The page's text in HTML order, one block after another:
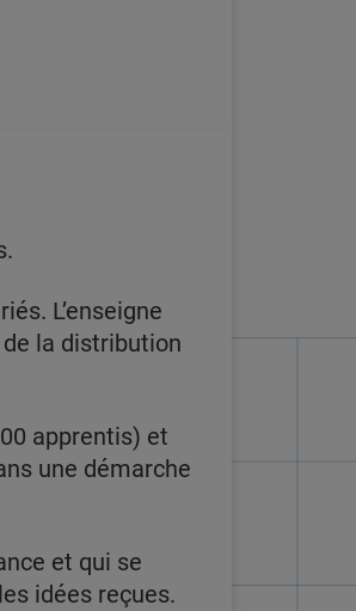
L’enseigne
la distribution
apprentis) et
une démarche
et qui se
idées reçues.